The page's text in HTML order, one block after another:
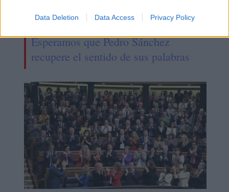
Data Deletion Data Access Privacy Policy
Esperamos que Pedro Sánchez
recupere el sentido de sus palabras